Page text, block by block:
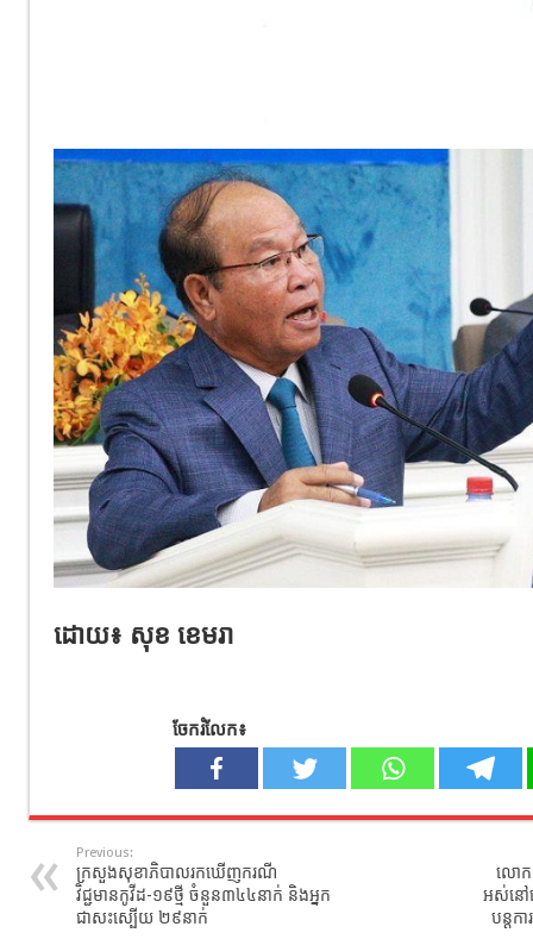
ដោយ៖ សុខ ខេមរា
ចែករំលែក៖
Previous:
ក្រសួងសុខាភិបាល​រកឃេីញករណី
វិជ្ជមានកូវីដ-១៩​ថ្មី​ ចំនួន​៣៤៤នាក់​ និងអ្នក
ជាសះស្បេីយ​ ២៩នាក់​
លោក
អស់នៅប
បន្តក